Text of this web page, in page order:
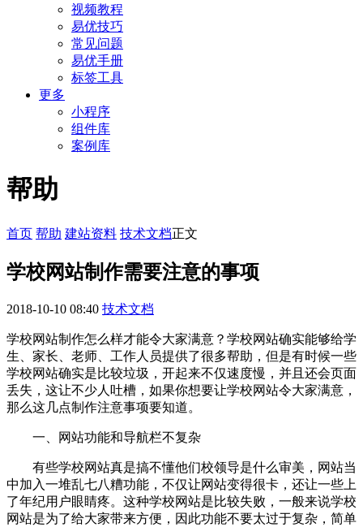
视频教程
易优技巧
常见问题
易优手册
标签工具
更多
小程序
组件库
案例库
帮助
首页 帮助 建站资料 技术文档正文
学校网站制作需要注意的事项
2018-10-10 08:40 技术文档
学校网站制作怎么样才能令大家满意？学校网站确实能够给学
生、家长、老师、工作人员提供了很多帮助，但是有时候一些
学校网站确实是比较垃圾，开起来不仅速度慢，并且还会页面
丢失，这让不少人吐槽，如果你想要让学校网站令大家满意，
那么这几点制作注意事项要知道。
一、网站功能和导航栏不复杂
有些学校网站真是搞不懂他们校领导是什么审美，网站当
中加入一堆乱七八糟功能，不仅让网站变得很卡，还让一些上
了年纪用户眼睛疼。这种学校网站是比较失败，一般来说学校
网站是为了给大家带来方便，因此功能不要太过于复杂，简单